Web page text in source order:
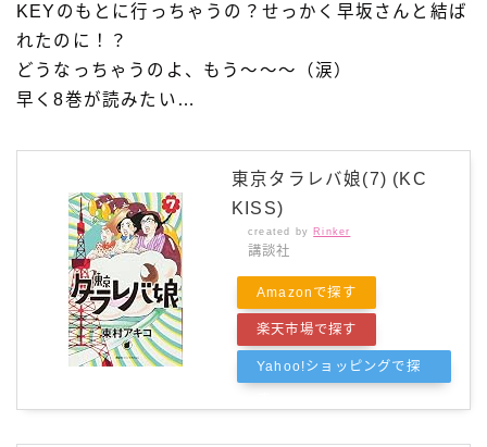
KEYのもとに行っちゃうの？せっかく早坂さんと結ば
れたのに！？
どうなっちゃうのよ、もう〜〜〜（涙）
早く8巻が読みたい…
東京タラレバ娘(7) (KC
KISS)
created by Rinker
講談社
Amazonで探す
楽天市場で探す
Yahoo!ショッピングで探